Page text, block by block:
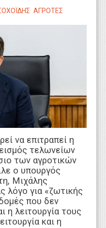
ΑΓΡΟΤΕΣ
να επιτραπεί η
τελωνείων
των αγροτικών
ο υπουργός
Μιχάλης
λόγο για «ζωτικής
που δεν
η λειτουργία τους
και η